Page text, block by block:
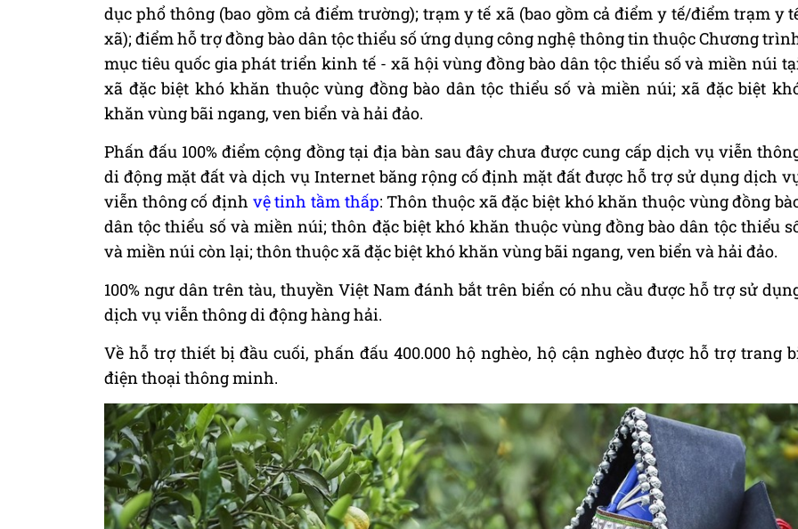
dục phổ thông (bao gồm cả điểm trường); trạm y tế xã (bao gồm cả điểm y tế/điểm trạm y
xã); điểm hỗ trợ đồng bào dân tộc thiểu số ứng dụng công nghệ thông tin thuộc Chương
mục tiêu quốc gia phát triển kinh tế - xã hội vùng đồng bào dân tộc thiểu số và miền núi
xã đặc biệt khó khăn thuộc vùng đồng bào dân tộc thiểu số và miền núi; xã đặc biệt
khăn vùng bãi ngang, ven biển và hải đảo.
Phấn đấu 100% điểm cộng đồng tại địa bàn sau đây chưa được cung cấp dịch vụ viễn
di động mặt đất và dịch vụ Internet băng rộng cố định mặt đất được hỗ trợ sử dụng dịch
viễn thông cố định vệ tinh tầm thấp: Thôn thuộc xã đặc biệt khó khăn thuộc vùng đồng
dân tộc thiểu số và miền núi; thôn đặc biệt khó khăn thuộc vùng đồng bào dân tộc thiểu
và miền núi còn lại; thôn thuộc xã đặc biệt khó khăn vùng bãi ngang, ven biển và hải đảo.
100% ngư dân trên tàu, thuyền Việt Nam đánh bắt trên biển có nhu cầu được hỗ trợ sử
dịch vụ viễn thông di động hàng hải.
Về hỗ trợ thiết bị đầu cuối, phấn đấu 400.000 hộ nghèo, hộ cận nghèo được hỗ trợ trang
điện thoại thông minh.